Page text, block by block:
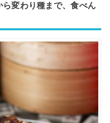
変わり種まで、食べん